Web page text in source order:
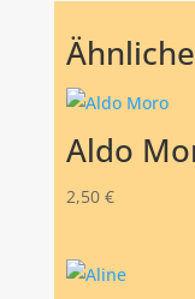
Aldo
2,50 €